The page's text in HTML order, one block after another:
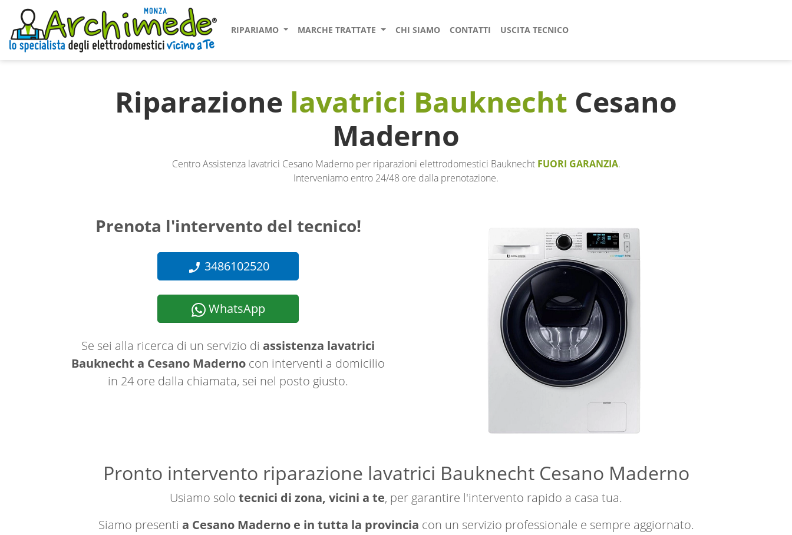
RIPARIAMO MARCHE TRATTATE CHI SIAMO CONTATTI USCITA TECNICO
Riparazione lavatrici Bauknecht Cesano
Maderno
Centro Assistenza lavatrici Cesano Maderno per riparazioni elettrodomestici Bauknecht FUORI GARANZIA.
Interveniamo entro 24/48 ore dalla prenotazione.
Prenota l'intervento del tecnico!
3486102520
WhatsApp
Se sei alla ricerca di un servizio di assistenza lavatrici
Bauknecht a Cesano Maderno con interventi a domicilio
in 24 ore dalla chiamata, sei nel posto giusto.
Pronto intervento riparazione lavatrici Bauknecht Cesano Maderno
Usiamo solo tecnici di zona, vicini a te, per garantire l'intervento rapido a casa tua.
Siamo presenti a Cesano Maderno e in tutta la provincia con un servizio professionale e sempre aggiornato.